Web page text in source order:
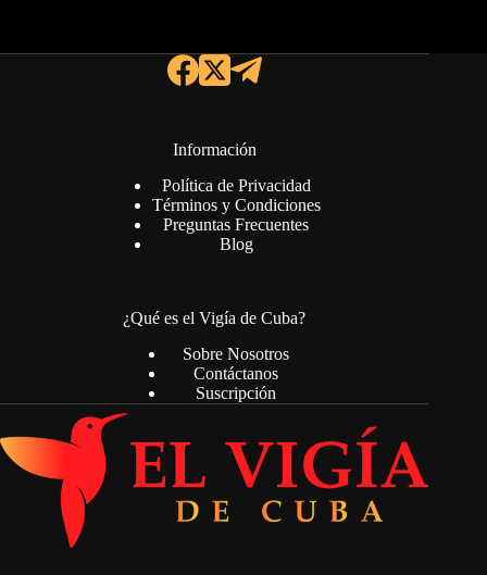
Información
Política de Privacidad
Términos y Condiciones
Preguntas Frecuentes
Blog
¿Qué es el Vigía de Cuba?
Sobre Nosotros
Contáctanos
Suscripción